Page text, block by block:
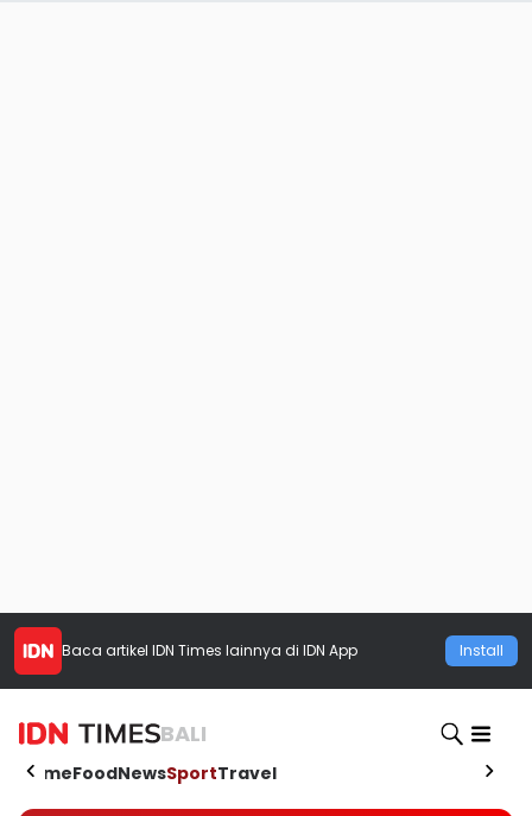
Baca artikel IDN Times lainnya di IDN App Install
BALI
HomeFoodNewsSportTravel